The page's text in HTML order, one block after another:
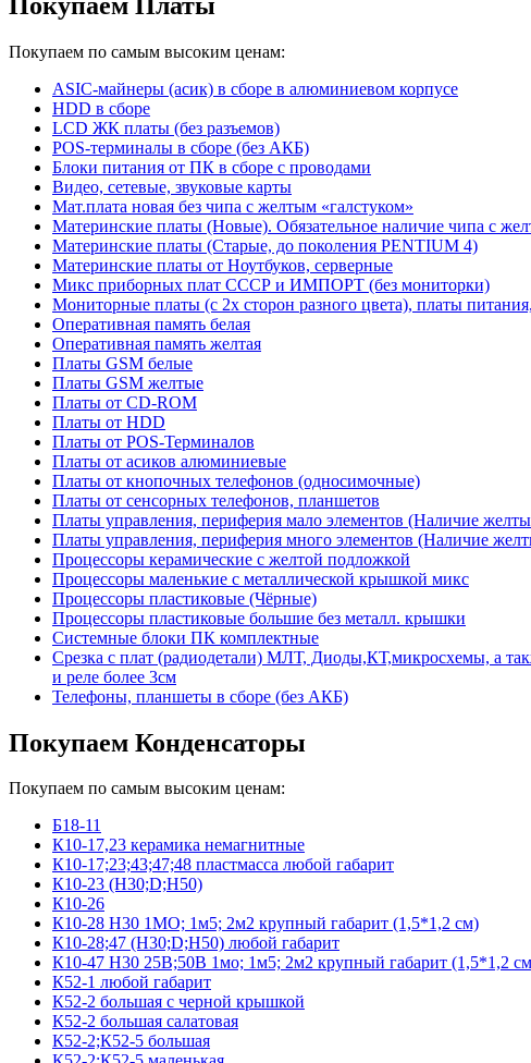
Покупаем по самым высоким ценам:
ASIC-майнеры (асик) в сборе в алюминиевом корпусе
HDD в сборе
LCD ЖК платы (без разъемов)
POS-терминалы в сборе (без АКБ)
Блоки питания от ПК в сборе с проводами
Видео, сетевые, звуковые карты
Мат.плата новая без чипа с желтым «галстуком»
Материнские платы (Новые). Обязательное наличие чипа с
Материнские платы (Старые, до поколения PENTIUM 4)
Материнские платы от Ноутбуков, серверные
Микс приборных плат СССР и ИМПОРТ (без мониторки)
Мониторные платы (с 2х сторон разного цвета), платы
Оперативная память белая
Оперативная память желтая
Платы GSM белые
Платы GSM желтые
Платы от CD-ROM
Платы от HDD
Платы от POS-Терминалов
Платы от асиков алюминиевые
Платы от кнопочных телефонов (односимочные)
Платы от сенсорных телефонов, планшетов
Платы управления, периферия мало элементов (Наличие
Платы управления, периферия много элементов (Наличие
Процессоры керамические с желтой подложкой
Процессоры маленькие с металлической крышкой микс
Процессоры пластиковые (Чёрные)
Процессоры пластиковые большие без металл. крышки
Системные блоки ПК комплектные
Срезка с плат (радиодетали) МЛТ, Диоды,КТ,микросхемы, а
и реле более 3см
Телефоны, планшеты в сборе (без АКБ)
Покупаем Конденсаторы
Покупаем по самым высоким ценам:
Б18-11
К10-17,23 керамика немагнитные
К10-17;23;43;47;48 пластмасса любой габарит
К10-23 (Н30;D;Н50)
К10-26
К10-28 Н30 1МО; 1м5; 2м2 крупный габарит (1,5*1,2 см)
К10-28;47 (Н30;D;Н50) любой габарит
К10-47 Н30 25В;50В 1мо; 1м5; 2м2 крупный габарит (1,5*1,2
К52-1 любой габарит
К52-2 большая с черной крышкой
К52-2 большая салатовая
К52-2;К52-5 большая